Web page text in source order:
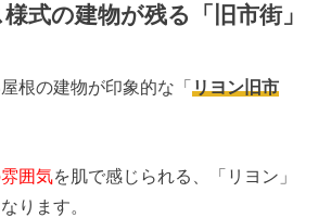
式の建物が残る「旧市街」
根の建物が印象的な「リヨン旧市
囲気を肌で感じられる、「リヨン」
ります。